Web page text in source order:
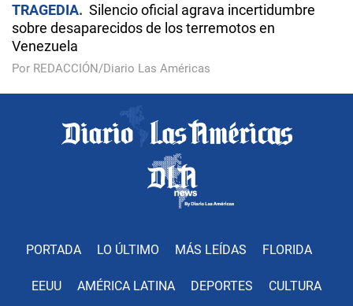
TRAGEDIA
Silencio oficial agrava incertidumbre
sobre desaparecidos de los terremotos en
Venezuela
Por REDACCIÓN/Diario Las Américas
PORTADA LO ÚLTIMO MÁS LEÍDAS FLORIDA
EEUU AMÉRICA LATINA DEPORTES CULTURA